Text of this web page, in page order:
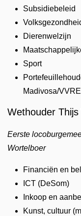
Subsidiebeleid
Dierenwelzijn
Sport
Madivosa/VVRE
Wethouder
Eerste
Wortelboer
Financiën en
ICT (DeSom)
Inkoop en
Kunst, cultuur